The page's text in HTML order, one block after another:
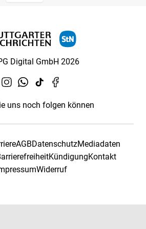
Digital GmbH 2026
uns noch folgen können
AGBDatenschutzMediadaten
KündigungKontakt
Widerruf